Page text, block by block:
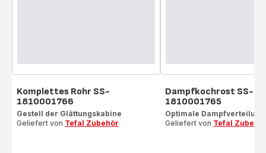
Komplettes Rohr SS-
1810001766
Gestell der Glättungskabine
Geliefert von Tefal Zubehör
Dampfkochrost SS-
1810001765
Optimale Dampfverteilung
Geliefert von Tefal